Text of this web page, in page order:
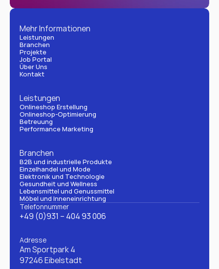
Mehr Informationen
Leistungen
Branchen
Projekte
Job Portal
Über Uns
Kontakt
Leistungen
Onlineshop Erstellung
Onlineshop-Optimierung
Betreuung
Performance Marketing
Branchen
B2B und industrielle Produkte
Einzelhandel und Mode
Elektronik und Technologie
Gesundheit und Wellness
Lebensmittel und Genussmittel
Möbel und Inneneinrichtung
Telefonnummer
+49 (0)931 – 404 93 006
Adresse
Am Sportpark 4
97246 Eibelstadt